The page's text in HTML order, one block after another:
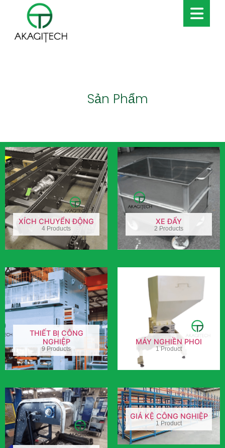
Sản Phẩm
XÍCH CHUYỂN ĐỘNG
4 Products
XE ĐẨY
2 Products
THIẾT BỊ CÔNG
NGHIỆP
9 Products
MÁY NGHIỀN PHOI
1 Product
GIÁ KỆ CÔNG NGHIỆP
1 Product